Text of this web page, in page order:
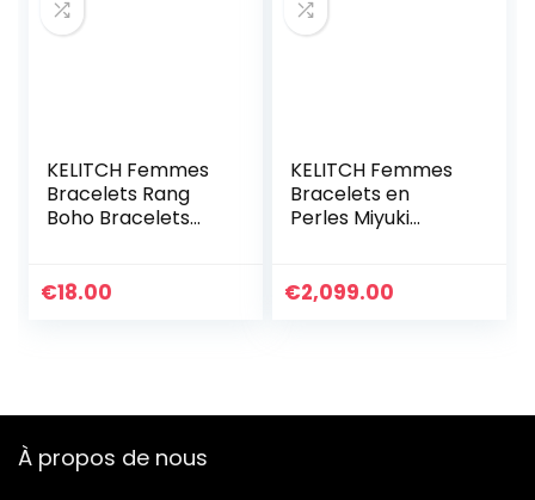
KELITCH Femmes
Bracelets Rang
Boho Bracelets
D’été Plage
€18.00
KELITCH Femmes
Bracelets en
Perles Miyuki
Bracelets De Perle
€2,099.00
À propos de nous